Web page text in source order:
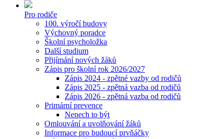
Pro rodiče
100. výročí budovy
Výchovný poradce
Školní psycholožka
Další studium
Přijímání nových žáků
Zápis pro školní rok 2026/2027
Zápis 2024 - zpětné vazby od rodičů
Zápis 2025 - zpětná vazba od rodičů
Zápis 2026 - zpětná vazba od rodičů
Primární prevence
Nenech to být
Omlouvání a uvolňování žáků
Informace pro budoucí prvňáčky